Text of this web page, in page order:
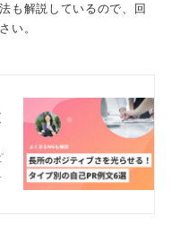
き、あなたはどう乗
くする力をアピール
のは、くよくよせずに
あったり、周りの雰
も解説しているので、回
い。